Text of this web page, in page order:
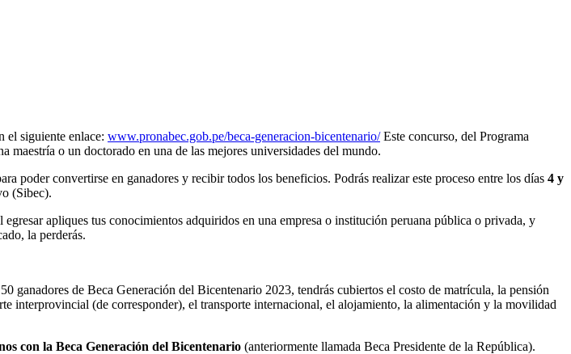
el siguiente enlace: www.pronabec.gob.pe/beca-generacion-bicentenario/Este concurso, del Programa
o un doctorado en una de las mejores universidades del mundo.
poder convertirse en ganadores y recibir todos los beneficios. Podrás realizar este proceso entre los días 4 y
(Sibec).
apliques tus conocimientos adquiridos en una empresa o institución peruana pública o privada, y
la perderás.
ganadores de Beca Generación del Bicentenario 2023, tendrás cubiertos el costo de matrícula, la pensión
interprovincial (de corresponder), el transporte internacional, el alojamiento, la alimentación y la movilidad
con la Beca Generación del Bicentenario (anteriormente llamada Beca Presidente de la República).